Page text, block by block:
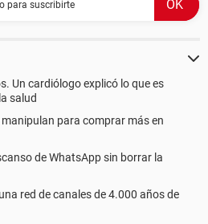
Un cardiólogo explicó lo que es
salud
manipulan para comprar más en
de WhatsApp sin borrar la
red de canales de 4.000 años de